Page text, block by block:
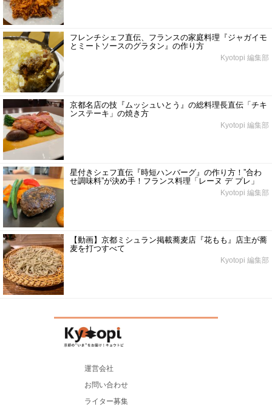
フレンチシェフ直伝、フランスの家庭料理『ジャガイモ
とミートソースのグラタン』の作り方
Kyotopi 編集部
京都名店の技『ムッシュいとう』の総料理長直伝「チキ
ンステーキ」の焼き方
Kyotopi 編集部
星付きシェフ直伝『時短ハンバーグ』の作り方！”合わ
せ調味料”が決め手！フランス料理「レーヌ デ プレ」
Kyotopi 編集部
【動画】京都ミシュラン掲載蕎麦店『花もも』店主が蕎
麦を打つすべて
Kyotopi 編集部
運営会社
お問い合わせ
ライター募集